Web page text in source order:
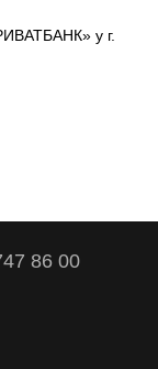
у г.
86 00